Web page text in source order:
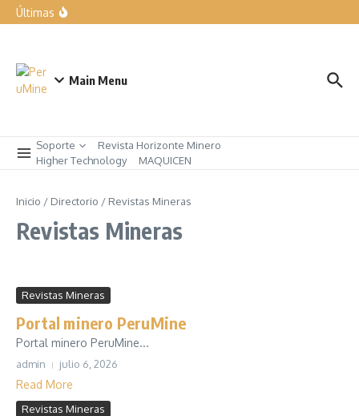
Últimas
Main Menu
Soporte
Revista Horizonte Minero
Higher Technology
MAQUICEN
Inicio / Directorio / Revistas Mineras
Revistas Mineras
Revistas Mineras
Portal minero PeruMine
Portal minero PeruMine...
admin julio 6, 2026
Read More
Revistas Mineras